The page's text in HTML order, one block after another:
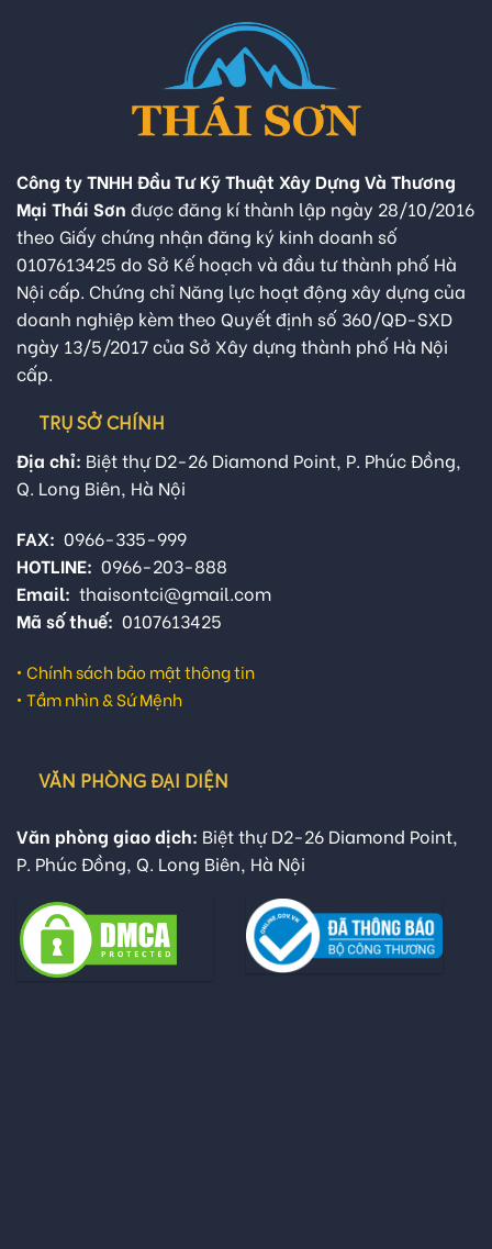
Công ty TNHH Đầu Tư Kỹ Thuật Xây Dựng Và Thương
Mại Thái Sơn được đăng kí thành lập ngày 28/10/2016
theo Giấy chứng nhận đăng ký kinh doanh số
0107613425 do Sở Kế hoạch và đầu tư thành phố Hà
Nội cấp. Chứng chỉ Năng lực hoạt động xây dựng của
doanh nghiệp kèm theo Quyết định số 360/QĐ-SXD
ngày 13/5/2017 của Sở Xây dựng thành phố Hà Nội
cấp.
TRỤ SỞ CHÍNH
Địa chỉ: Biệt thự D2-26 Diamond Point, P. Phúc Đồng,
Q. Long Biên, Hà Nội
FAX: 0966-335-999
HOTLINE: 0966-203-888
Email: thaisontci@gmail.com
Mã số thuế: 0107613425
• Chính sách bảo mật thông tin
• Tầm nhìn & Sứ Mệnh
VĂN PHÒNG ĐẠI DIỆN
Văn phòng giao dịch: Biệt thự D2-26 Diamond Point,
P. Phúc Đồng, Q. Long Biên, Hà Nội